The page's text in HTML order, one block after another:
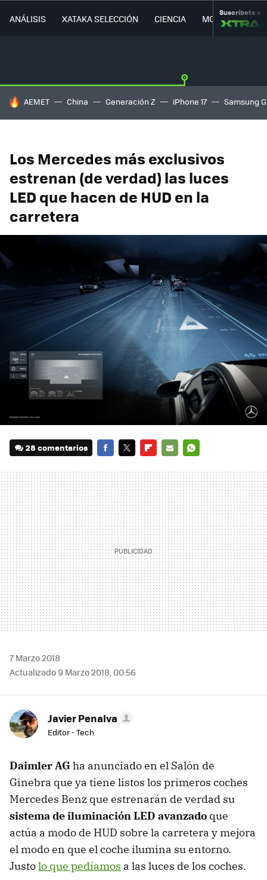
ANÁLISIS XATAKA SELECCIÓN CIENCIA MOVILIDAD
Suscríbete a
HOY SE HABLA DE
AEMET China Generación Z iPhone 17 Samsung
Los Mercedes más exclusivos
estrenan (de verdad) las luces
LED que hacen de HUD en la
carretera
28 comentarios
MAIL
7 Marzo 2018
Actualizado 9 Marzo 2018, 00:56
Javier Penalva
Editor - Tech
Daimler AGha anunciado en el Salón de
Ginebra que ya tiene listos los primeros coches
Mercedes Benz que estrenarán de verdad su
sistema de iluminación LED avanzado que
actúa a modo de HUD sobre la carretera y mejora
el modo en que el coche ilumina su entorno.
Justolo que pedíamos a las luces de los coches.